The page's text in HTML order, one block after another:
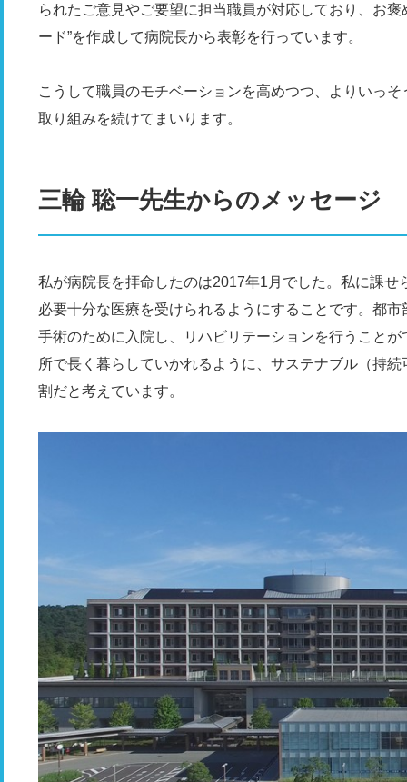
られたご意見やご要望に担当職員が対応しており、お
ード”を作成して病院長から表彰を行っています。
こうして職員のモチベーションを高めつつ、よりいっ
取り組みを続けてまいります。
三輪 聡一先生からのメッセージ
私が病院長を拝命したのは2017年1月でした。私に課
必要十分な医療を受けられるようにすることです。都
手術のために入院し、リハビリテーションを行うこと
所で長く暮らしていかれるように、サステナブル（持
割だと考えています。